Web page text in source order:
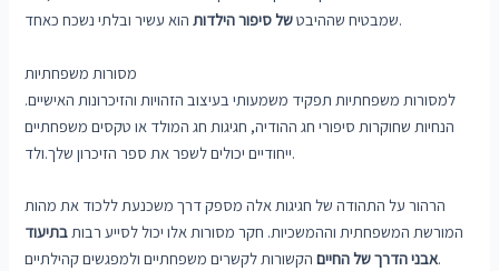
שמבטיח שההיבטשל סיפור הילדות הוא עשיר ובלתי נשכח כאחד.
מסורות משפחתיות
למסורות משפחתיות תפקיד משמעותי בעיצוב הזהויות והזיכרונות האישיים.
הנחיות שחוקרות סיפורי חג ההודיה, חגיגות חג המולד או טקסים משפחתיים
ייחודיים יכולים לשפר את ספר הזיכרון שלך.ולד.
הרהור על התהודה של חגיגות אלה מספק דרך משכנעת ללכוד את מהות
המורשת המשפחתית וההמשכיות. חקר מסורות אלו יכול לסייע רבותבתיעוד
אבני הדרך של החייםהקשורות לקשרים משפחתיים ולמפגשים קהילתיים.